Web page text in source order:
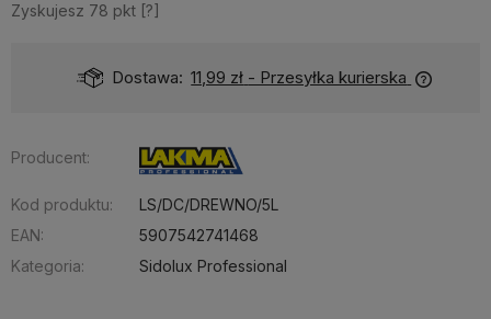
Zyskujesz 78 pkt [?]
Dostawa: 11,99 zł - Przesyłka kurierska
Producent:
Kod produktu:
LS/DC/DREWNO/5L
EAN:
5907542741468
Kategoria:
Sidolux Professional